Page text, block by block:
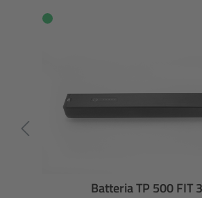
Batteria TP 500 FIT